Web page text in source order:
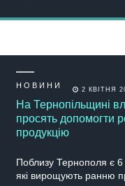
НОВИНИ 2 КВІТНЯ
На Тернопільщині
просять допомогти
продукцію
Поблизу Тернополя є 6
які вирощують ранню